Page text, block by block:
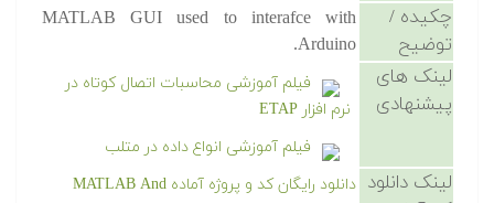
چکیده /
توضیح
MATLAB GUI used to interafce with
Arduino.
لینک های
پیشنهادی
فیلم آموزشی محاسبات اتصال کوتاه در
نرم افزار ETAP
فیلم آموزشی انواع داده در متلب
لینک دانلود
دانلود رایگان کد و پروژه آماده MATLAB And